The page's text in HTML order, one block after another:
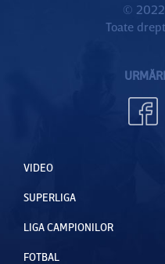
©
Toate
VIDEO
SUPERLIGA
LIGA CAMPIONILOR
FOTBAL